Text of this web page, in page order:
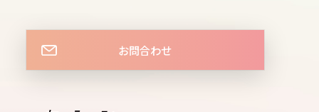
sun
15
mon
お問合わせ